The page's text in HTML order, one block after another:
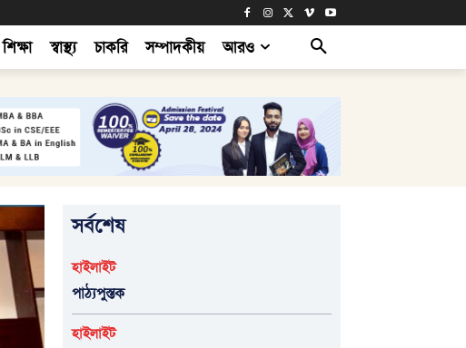
শিক্ষা স্বাস্থ্য চাকরি সম্পাদকীয় আরও
সর্বশেষ
হাইলাইট
পাঠ্যপুস্তক
হাইলাইট